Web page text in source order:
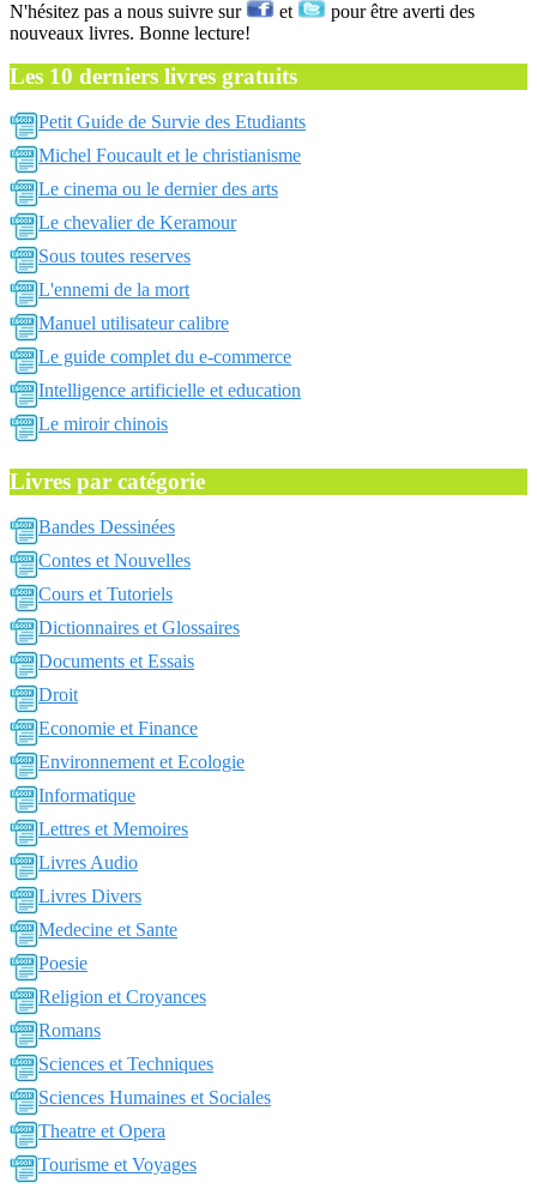
N'hésitez pas a nous suivre sur et
pour être averti des
nouveaux livres. Bonne lecture!
Les 10 derniers livres gratuits
Petit Guide de Survie des Etudiants
Michel Foucault et le christianisme
Le cinema ou le dernier des arts
Le chevalier de Keramour
Sous toutes reserves
L'ennemi de la mort
Manuel utilisateur calibre
Le guide complet du e-commerce
Intelligence artificielle et education
Le miroir chinois
Livres par catégorie
Bandes Dessinées
Contes et Nouvelles
Cours et Tutoriels
Dictionnaires et Glossaires
Documents et Essais
Droit
Economie et Finance
Environnement et Ecologie
Informatique
Lettres et Memoires
Livres Audio
Livres Divers
Medecine et Sante
Poesie
Religion et Croyances
Romans
Sciences et Techniques
Sciences Humaines et Sociales
Theatre et Opera
Tourisme et Voyages